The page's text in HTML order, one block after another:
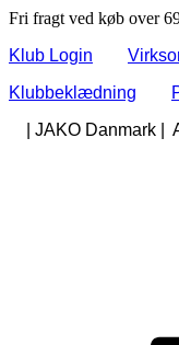
Fri fragt ved køb over
Klub Login
Klubbeklædning
| JAKO Danmark |